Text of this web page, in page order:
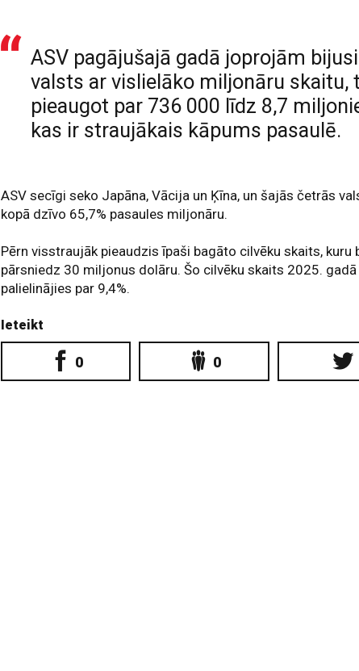
ASV pagājušajā gadā joprojām bijusi
valsts ar vislielāko miljonāru skaitu,
pieaugot par 736 000 līdz 8,7
kas ir straujākais kāpums pasaulē.
ASV secīgi seko Japāna, Vācija un Ķīna, un šajās četrās
kopā dzīvo 65,7% pasaules miljonāru.
Pērn visstraujāk pieaudzis īpaši bagāto cilvēku skaits, kuru
pārsniedz 30 miljonus dolāru. Šo cilvēku skaits 2025. gadā
palielinājies par 9,4%.
Ieteikt
0 0